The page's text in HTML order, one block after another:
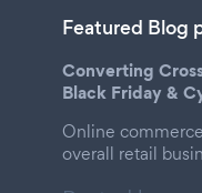
Featured Blog
Converting
Black Friday &
Online
overall retail